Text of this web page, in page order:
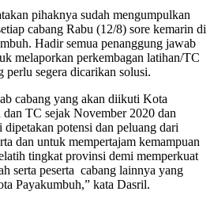
pihaknya sudah mengumpulkan
cabang Rabu (12/8) sore kemarin di
Hadir semua penanggung jawab
melaporkan perkembagan latihan/TC
perlu segera dicarikan solusi.
cabang yang akan diikuti Kota
TC sejak November 2020 dan
dipetakan potensi dan peluang dari
dan untuk mempertajam kemampuan
tingkat provinsi demi memperkuat
serta peserta cabang lainnya yang
Payakumbuh,” kata Dasril.